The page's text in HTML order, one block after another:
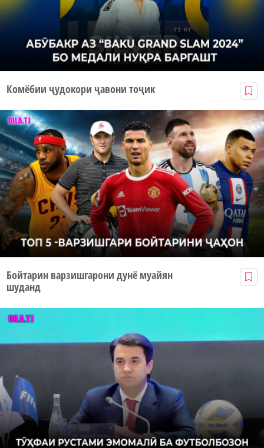
Комёбии ҷудокори ҷавони тоҷик
Бойтарин варзишгарони дунё муайян
шуданд